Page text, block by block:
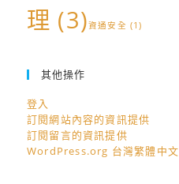
理 (3)資通安全 (1)
其他操作
登入
訂閱網站內容的資訊提供
訂閱留言的資訊提供
WordPress.org 台灣繁體中文